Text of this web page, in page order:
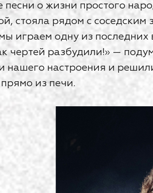
песни о жизни простого
стояла рядом с
играем одну из последних
чертей разбудили!» —
нашего настроения и
из печи.